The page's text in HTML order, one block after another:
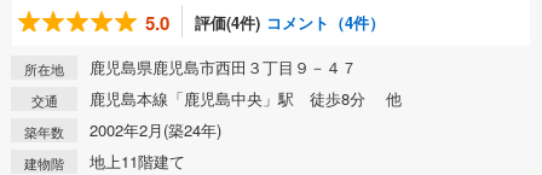
5.0 評価(4件) コメント（4件）
所在地 鹿児島県鹿児島市西田３丁目９－４７
交通 鹿児島本線「鹿児島中央」駅 徒歩8分 他
築年数 2002年2月(築24年)
建物階 地上11階建て